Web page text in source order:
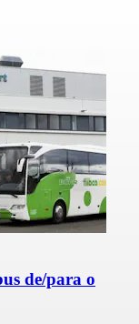
de/para o